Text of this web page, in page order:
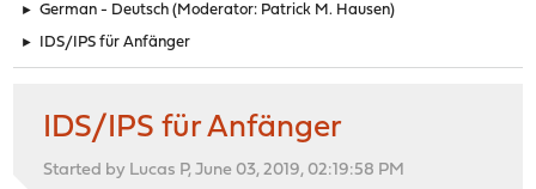
► German - Deutsch (Moderator: Patrick M. Hausen)
► IDS/IPS für Anfänger
IDS/IPS für Anfänger
Started by Lucas P, June 03, 2019, 02:19:58 PM